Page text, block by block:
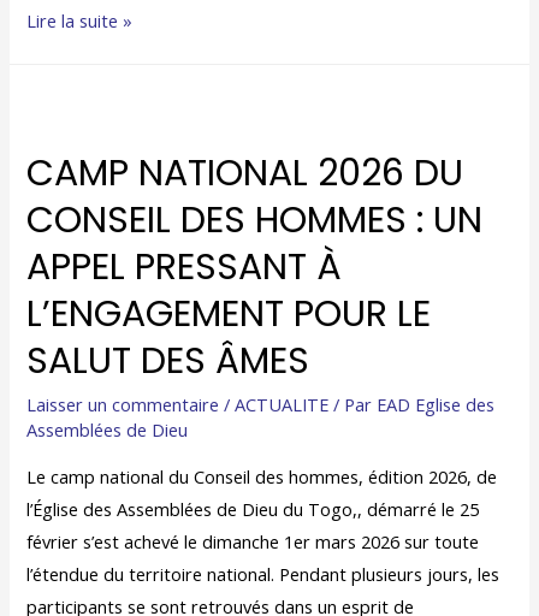
Lire la suite »
CAMP NATIONAL 2026 DU
CONSEIL DES HOMMES : UN
APPEL PRESSANT À
L’ENGAGEMENT POUR LE
SALUT DES ÂMES
Laisser un commentaire /ACTUALITE / Par EAD Eglise des
Assemblées de Dieu
Le camp national du Conseil des hommes, édition 2026, de
l’Église des Assemblées de Dieu du Togo,, démarré le 25
février s’est achevé le dimanche 1er mars 2026 sur toute
l’étendue du territoire national. Pendant plusieurs jours, les
participants se sont retrouvés dans un esprit de